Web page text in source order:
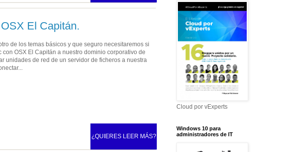
El Capitán.
de los temas básicos y que seguro necesitaremos si
OSX El Capitán a nuestro dominio corporativo de
unidades de red de un servidor de ficheros a nuestra
¿QUIERES LEER MÁS?
Cloud por vExperts
Windows 10 para
administradores de IT